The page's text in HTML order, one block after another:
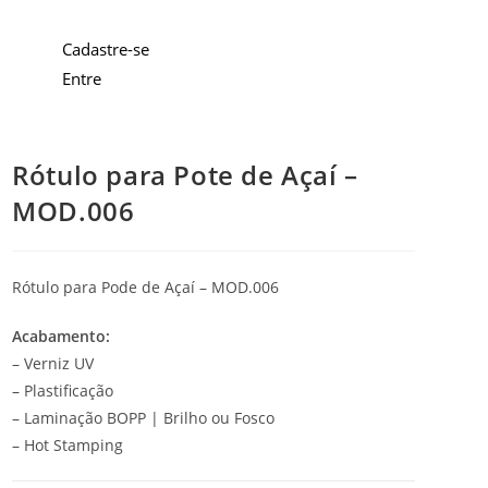
Cadastre-se
Entre
Rótulo para Pote de Açaí –
MOD.006
Rótulo para Pode de Açaí – MOD.006
Acabamento:
– Verniz UV
– Plastificação
– Laminação BOPP | Brilho ou Fosco
– Hot Stamping